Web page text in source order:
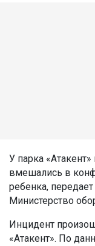
У парка
вмешались в
ребенка, передает
Министерство
Инцидент
«Атакент». По